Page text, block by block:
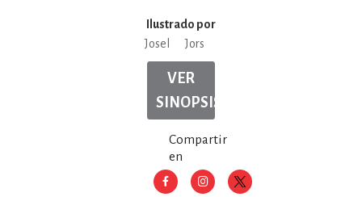
Ilustrado por
Josel
Jors
VER
SINOPSIS
Compartir
en